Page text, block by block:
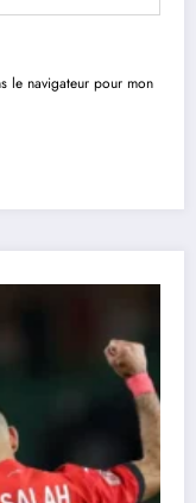
le navigateur pour mon